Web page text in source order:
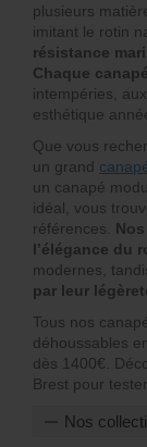
plusieurs
imitant le rotin
résistance
Chaque
intempéries,
esthétique
Que vous
un grand
un canapé
idéal, vous
références.
l’élégance du
modernes,
par leur
Tous nos
déhoussables
dès 1400€.
Brest pour
Nos